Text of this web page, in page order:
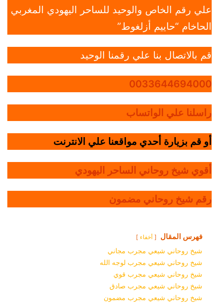
علي رقم الخاص والوحيد للساحر اليهودي المغربي
الحاخام “حاييم أزلغوط”
قم بالاتصال بنا علي رقمنا الوحيد
0033644694000
راسلنا علي الواتساب
أو قم بزيارة أحدي مواقعنا علي الانترنت
أقوي شيخ روحاني الساحر اليهودي
رقم شيخ روحاني مضمون
فهرس المقال أخفاء
شيخ روحاني شيعي مجرب مجاني
شيخ روحاني شيعي مجرب لوجه الله
شيخ روحاني شيعي مجرب قوي
شيخ روحاني شيعي مجرب صادق
شيخ روحاني شيعي مجرب مضمون